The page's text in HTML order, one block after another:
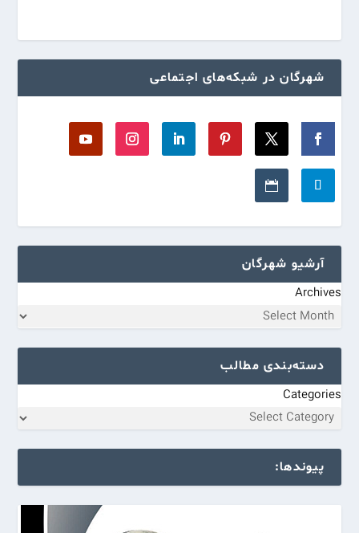
شهرگان در شبکه‌های اجتماعی
آرشیو شهرگان
Archives
دسته‌بندی مطالب
Categories
پیوندها: